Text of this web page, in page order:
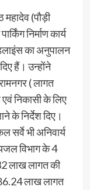
(पौड़ी
निर्माण कार्य
का अनुपालन
हैं। उन्होंने
( लागत
निकासी के लिए
के निर्देश दिए।
सर्वे भी अनिवार्य
विभाग के 4
लाख लागत की
लाख लागत